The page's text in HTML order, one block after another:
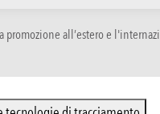
promozione all’estero e